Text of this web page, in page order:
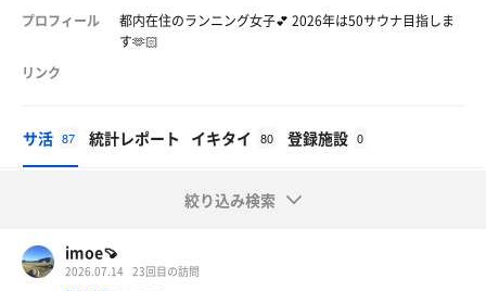
プロフィール
都内在住のランニング女子💕 2026年は50サウナ目指しま
す🫶🏻
リンク
サ活 87 統計レポート イキタイ 80 登録施設 0
絞り込み検索
imoe🍠
2026.07.14 23回目の訪問